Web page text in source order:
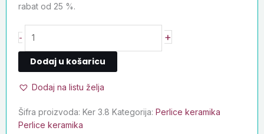
rabat od 25 %.
- +
Dodaj u košaricu
Dodaj na listu želja
Šifra proizvoda: Ker 3.8 Kategorija: Perlice keramika
Perlice keramika